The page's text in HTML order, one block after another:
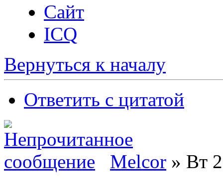
Сайт
ICQ
Вернуться к началу
Ответить с цитатой
Melcor » Вт